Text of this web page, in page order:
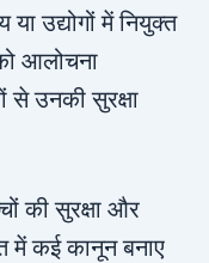
उद्योगों में नियुक्त
आलोचना
से उनकी सुरक्षा
की सुरक्षा और
में कई कानून बनाए